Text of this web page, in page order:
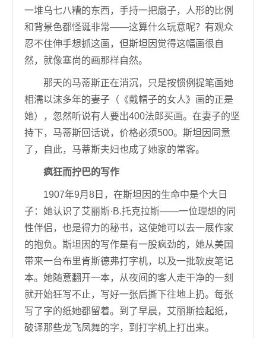
一堆乌七八糟的东西，手持一把扇子，人形的比例
和背景色都怪诞非常——这算什么玩意呢？有观众
忍不住伸手想抓这画，但斯坦因觉得这幅画很自
然，就像塞尚的画那样自然。
那天的马蒂斯正在消沉，只是按惯例提笔画她
相濡以沫多年的妻子（《戴帽子的女人》画的正是
她），忽然听说有人要出400法郎买画。在妻子的坚
持下，马蒂斯回话说，价格必须500。斯坦因同意
了，自此，马蒂斯夫妇也成了她家的常客。
疯狂而拧巴的写作
1907年9月8日，在斯坦因的生命中是个大日
子：她认识了艾丽斯·B.托克拉斯——一位理想的同
性伴侣，也是得力的秘书，这使她可以去一展作家
的抱负。斯坦因的写作是有一股疯劲的，她从美国
带来一台布里肯斯德弗打字机，以及一批软皮笔记
本。她随意翻开一本，从夜间的客人走干净的一刻
就开始狂写不止，写好一张后撕下往地上扔。每张
写了字的纸她都留着。到了早晨，艾丽斯捡起纸，
破译那些龙飞凤舞的字，到打字机上打出来。